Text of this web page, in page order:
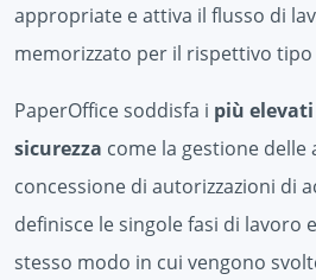
appropriate e attiva il flusso di
memorizzato per il rispettivo
PaperOffice soddisfa i più
sicurezza come la gestione delle
concessione di autorizzazioni di
definisce le singole fasi di lavoro
stesso modo in cui vengono